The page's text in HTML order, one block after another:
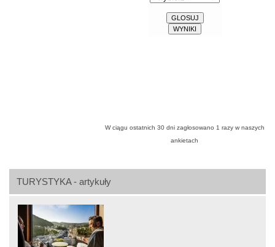
TURYSTYKA - artykuły
W ciągu ostatnich 30 dni zagłosowano 1 razy w naszych
ankietach